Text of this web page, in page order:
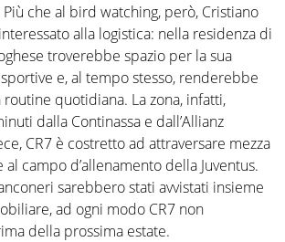
Più che al bird watching, però, Cristiano
alla logistica: nella residenza di
troverebbe spazio per la sua
e, al tempo stesso, renderebbe
quotidiana. La zona, infatti,
dalla Continassa e dall’Allianz
CR7 è costretto ad attraversare mezza
campo d’allenamento della Juventus.
sarebbero stati avvistati insieme
ad ogni modo CR7 non
della prossima estate.